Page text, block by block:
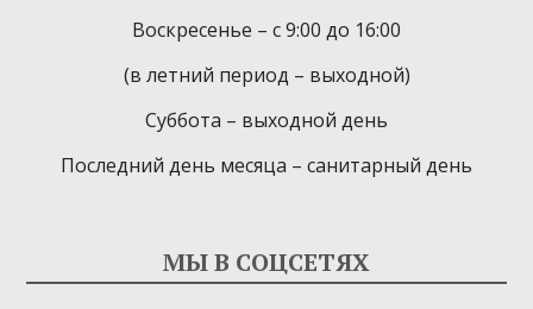
Воскресенье – с 9:00 до 16:00
(в летний период – выходной)
Суббота – выходной день
Последний день месяца – санитарный день
МЫ В СОЦСЕТЯХ